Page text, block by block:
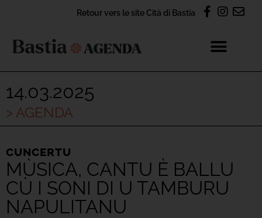
Retour vers le site Cità di Bastia
14.03.2025
> AGENDA
CUNCERTU
MÙSICA, CANTU È BALLU
CÙ I SONI DI U TAMBURU
NAPULITANU